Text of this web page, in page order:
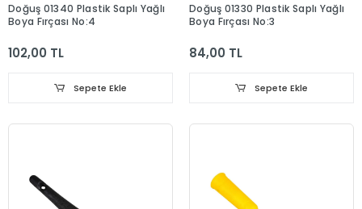
Doğuş 01340 Plastik Saplı Yağlı
Boya Fırçası No:4
102,00 TL
Sepete Ekle
Doğuş 01330 Plastik Saplı Yağlı
Boya Fırçası No:3
84,00 TL
Sepete Ekle